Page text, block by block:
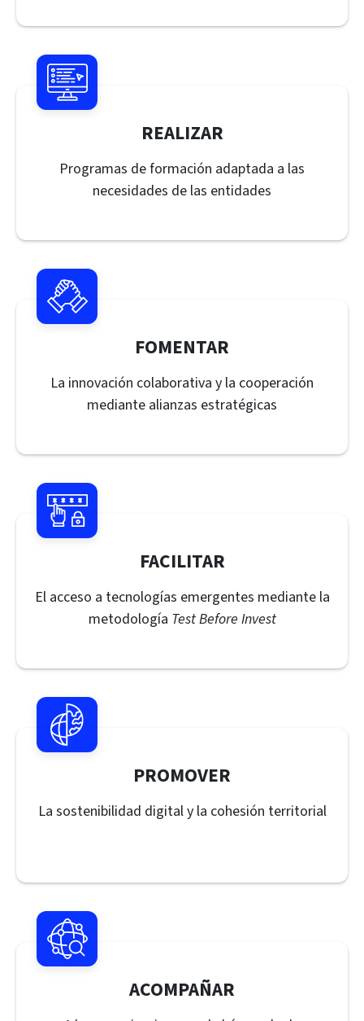
REALIZAR
Programas de formación adaptada a las
necesidades de las entidades
FOMENTAR
La innovación colaborativa y la cooperación
mediante alianzas estratégicas
FACILITAR
El acceso a tecnologías emergentes mediante la
metodología Test Before Invest
PROMOVER
La sostenibilidad digital y la cohesión territorial
ACOMPAÑAR